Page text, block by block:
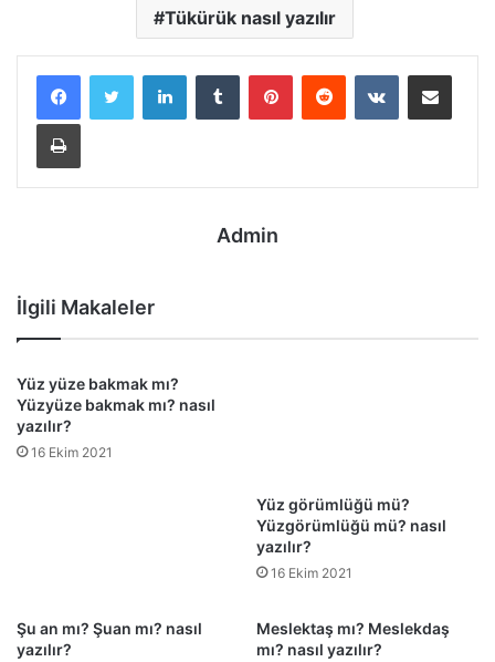
Tükürük nasıl yazılır
LinkedInTumblr PinterestReddit VKontakteE-Posta ile paylaş
Yazdır
Admin
İlgili Makaleler
Yüz yüze bakmak mı?
Yüzyüze bakmak mı? nasıl
yazılır?
16 Ekim 2021
Meslektaş mı? Meslekdaş
mı? nasıl yazılır?
8 Eylül 2021